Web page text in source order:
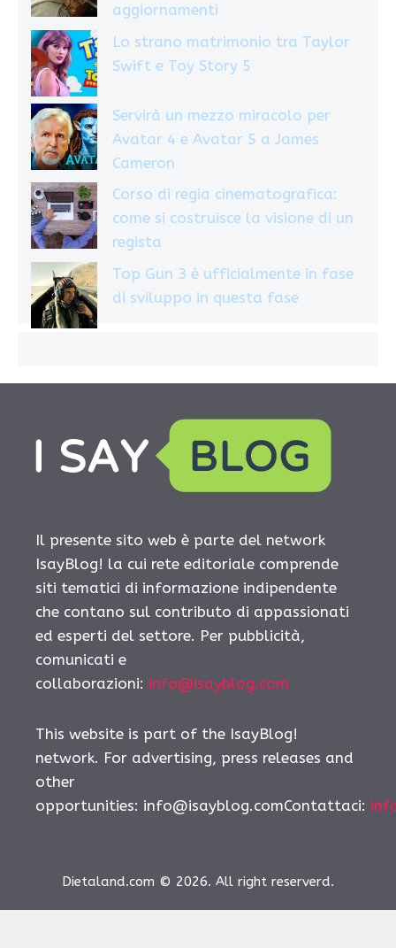
aggiornamenti
Lo strano matrimonio tra Taylor
Swift e Toy Story 5
Servirà un mezzo miracolo per
Avatar 4 e Avatar 5 a James
Cameron
Corso di regia cinematografica:
come si costruisce la visione di un
regista
Top Gun 3 è ufficialmente in fase
di sviluppo in questa fase
Il presente sito web è parte del network
IsayBlog! la cui rete editoriale comprende
siti tematici di informazione indipendente
che contano sul contributo di appassionati
ed esperti del settore. Per pubblicità,
comunicati e
collaborazioni: info@isayblog.com
This website is part of the IsayBlog!
network. For advertising, press releases and
other
opportunities: info@isayblog.comContattaci:
Dietaland.com © 2026. All right reserverd.